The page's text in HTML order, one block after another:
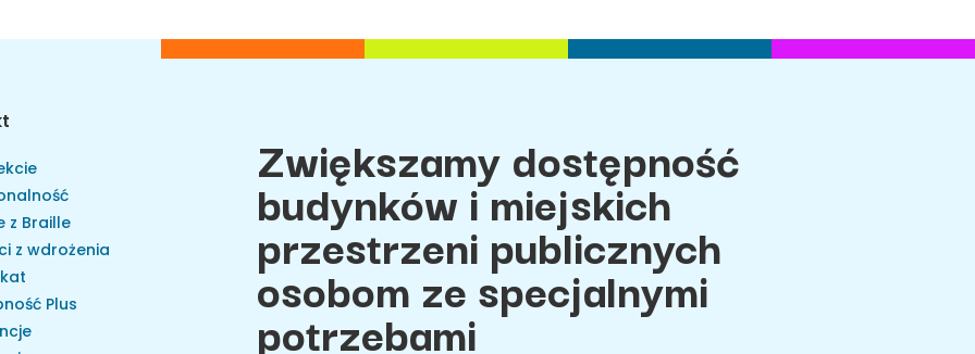
z Braille
z wdrożenia
Plus
Zwiększamy dostępność
budynków i miejskich
przestrzeni publicznych
osobom ze specjalnymi
potrzebami